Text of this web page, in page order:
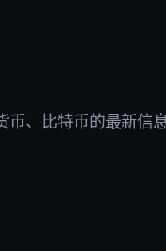
币、比特币的最新信